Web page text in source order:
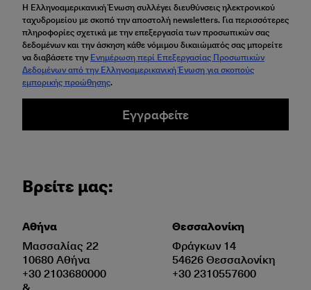
Η Ελληνοαμερικανική Ένωση συλλέγει διευθύνσεις ηλεκτρονικού
ταχυδρομείου με σκοπό την αποστολή newsletters. Για περισσότερες
πληροφορίες σχετικά με την επεξεργασία των προσωπικών σας
δεδομένων και την άσκηση κάθε νόμιμου δικαιώματός σας μπορείτε
να διαβάσετε την Ενημέρωση περί Επεξεργασίας Προσωπικών
Δεδομένων από την Ελληνοαμερικανική Ένωση για σκοπούς
εμπορικής προώθησης.
Εγγραφείτε
Βρείτε μας:
Αθήνα
Μασσαλίας 22
10680 Αθήνα
+30 2103680000
&
Θεσσαλονίκη
Φράγκων 14
54626 Θεσσαλονίκη
+30 2310557600